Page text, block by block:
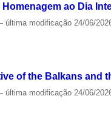
ao Dia
última modificação 24/06/
of the Balkans and
última modificação 24/06/